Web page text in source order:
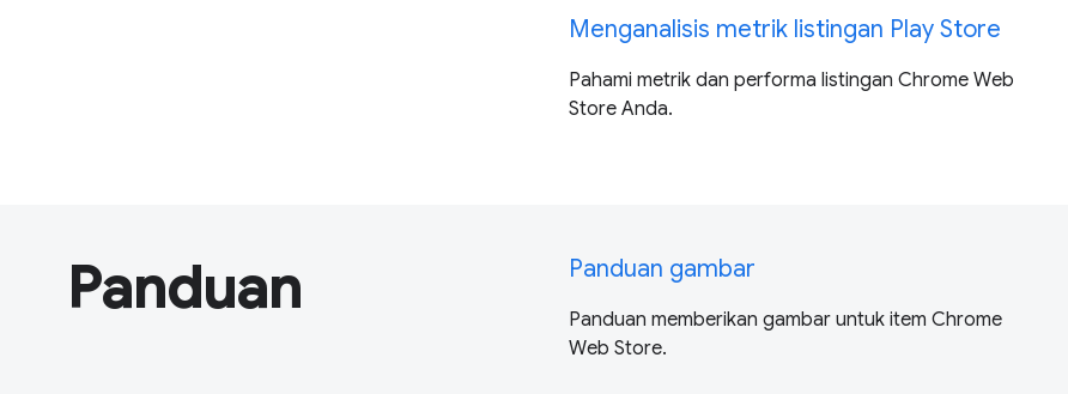
Menganalisis metrik listingan Play Store
Pahami metrik dan performa listingan Chrome Web
Store Anda.
Panduan Panduan gambar
Panduan memberikan gambar untuk item Chrome
Web Store.